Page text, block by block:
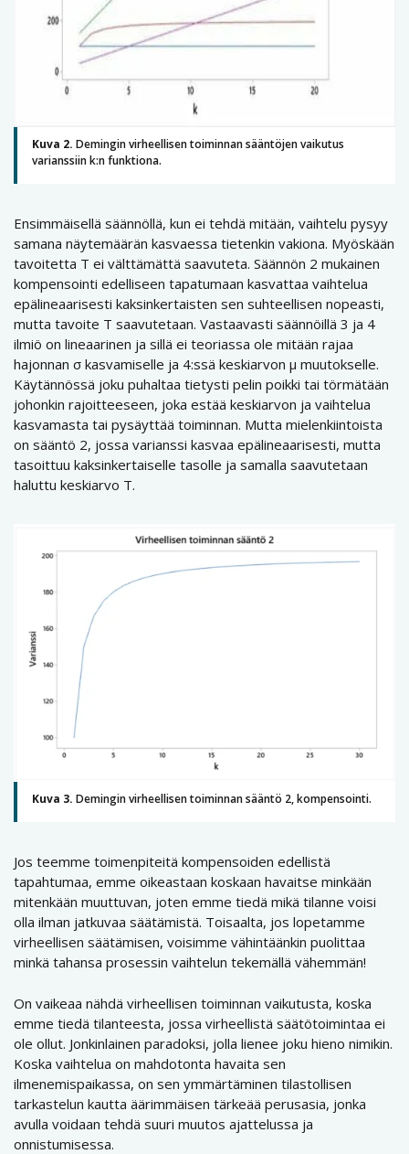
Kuva 2. Demingin virheellisen toiminnan sääntöjen vaikutus
varianssiin k:n funktiona.
Ensimmäisellä säännöllä, kun ei tehdä mitään, vaihtelu pysyy
samana näytemäärän kasvaessa tietenkin vakiona. Myöskään
tavoitetta T ei välttämättä saavuteta. Säännön 2 mukainen
kompensointi edelliseen tapatumaan kasvattaa vaihtelua
epälineaarisesti kaksinkertaisten sen suhteellisen nopeasti,
mutta tavoite T saavutetaan. Vastaavasti säännöillä 3 ja 4
ilmiö on lineaarinen ja sillä ei teoriassa ole mitään rajaa
hajonnan σ kasvamiselle ja 4:ssä keskiarvon µ muutokselle.
Käytännössä joku puhaltaa tietysti pelin poikki tai törmätään
johonkin rajoitteeseen, joka estää keskiarvon ja vaihtelua
kasvamasta tai pysäyttää toiminnan. Mutta mielenkiintoista
on sääntö 2, jossa varianssi kasvaa epälineaarisesti, mutta
tasoittuu kaksinkertaiselle tasolle ja samalla saavutetaan
haluttu keskiarvo T.
Kuva 3. Demingin virheellisen toiminnan sääntö 2, kompensointi.
Jos teemme toimenpiteitä kompensoiden edellistä
tapahtumaa, emme oikeastaan koskaan havaitse minkään
mitenkään muuttuvan, joten emme tiedä mikä tilanne voisi
olla ilman jatkuvaa säätämistä. Toisaalta, jos lopetamme
virheellisen säätämisen, voisimme vähintäänkin puolittaa
minkä tahansa prosessin vaihtelun tekemällä vähemmän!
On vaikeaa nähdä virheellisen toiminnan vaikutusta, koska
emme tiedä tilanteesta, jossa virheellistä säätötoimintaa ei
ole ollut. Jonkinlainen paradoksi, jolla lienee joku hieno nimikin.
Koska vaihtelua on mahdotonta havaita sen
ilmenemispaikassa, on sen ymmärtäminen tilastollisen
tarkastelun kautta äärimmäisen tärkeää perusasia, jonka
avulla voidaan tehdä suuri muutos ajattelussa ja
onnistumisessa.